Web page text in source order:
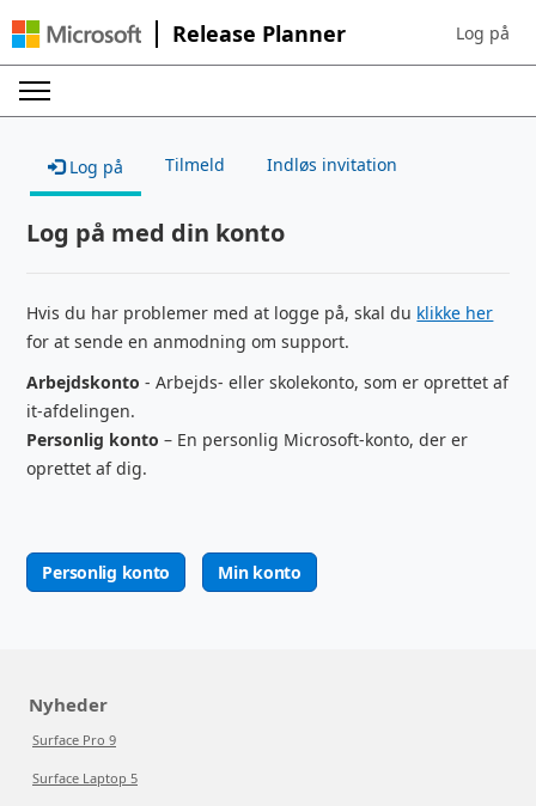
Release Planner Sign in to
Log på
Log på Tilmeld Indløs invitation
Log på med din konto
Hvis du har problemer med at logge på, skal du klikke her
for at sende en anmodning om support.
Arbejdskonto - Arbejds- eller skolekonto, som er oprettet af
it-afdelingen.
Personlig konto – En personlig Microsoft-konto, der er
oprettet af dig.
Personlig konto Min konto
Nyheder
Surface Pro 9
Surface Laptop 5